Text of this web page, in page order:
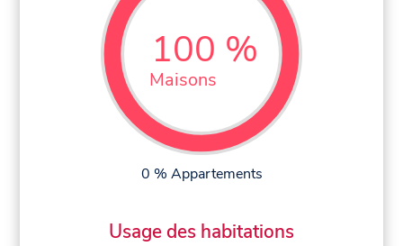
100 %
Maisons
0 % Appartements
Usage des habitations